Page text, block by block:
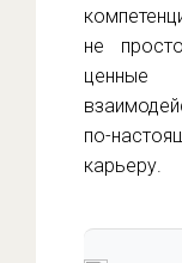
не
ценные
по-
карьеру.